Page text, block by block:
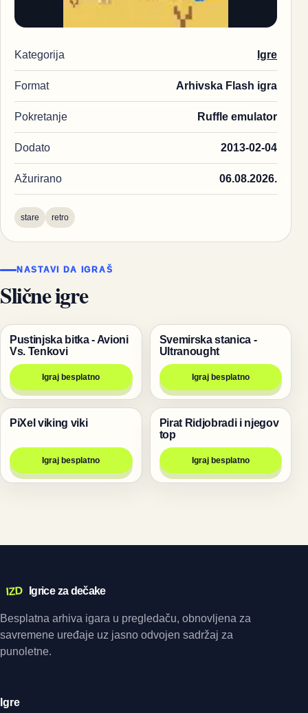
Kategorija Igre
Format Arhivska Flash igra
Pokretanje Ruffle emulator
Dodato 2013-02-04
Ažurirano 06.08.2026.
stare retro
NASTAVI DA IGRAŠ
Slične igre
Pucanje
Pustinjska bitka - Avioni
Vs. Tenkovi
Igraj besplatno
Pucanje
Svemirska stanica -
Ultranought
Igraj besplatno
Igre
PiXel viking viki
Igraj besplatno
Pucanje
Pirat Ridjobradi i njegov
top
Igraj besplatno
IZD Igrice za dečake
Besplatna arhiva igara u pregledaču, obnovljena za
savremene uređaje uz jasno odvojen sadržaj za
punoletne.
Igre